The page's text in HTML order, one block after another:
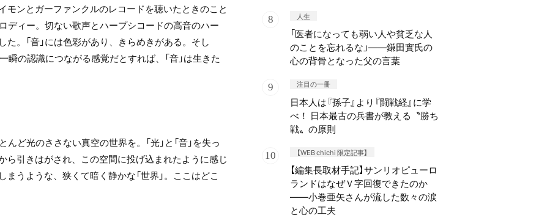
モンとガーファンクルのレコードを聴いたときのこと
ディー。 切ない歌声とハープシコードの高音のハー
。 「音」には色彩があり、きらめきがある。 そし
瞬の認識につながる感覚だとすれば、
「音」は生きた
んど光のささない真空の世界を。 「光」と「音」を失っ
引きはがされ、 この空間に投げ込まれたように感じ
うような、狭くて暗く静かな「世界」。 ここはどこ
人生
「医者になっても弱い人や貧乏な人
のことを忘れるな」——鎌田實氏の
心の背骨となった父の言葉
注目の一冊
日本人は『孫子』より『闘戦経』に学
べ！ 日本最古の兵書が教える〝勝ち
戦〟の原則
【WEB chichi 限定記事】
【編集長取材手記】サンリオピューロ
ランドはなぜＶ字回復できたのか
——小巻亜矢さんが流した数々の涙
と心の工夫